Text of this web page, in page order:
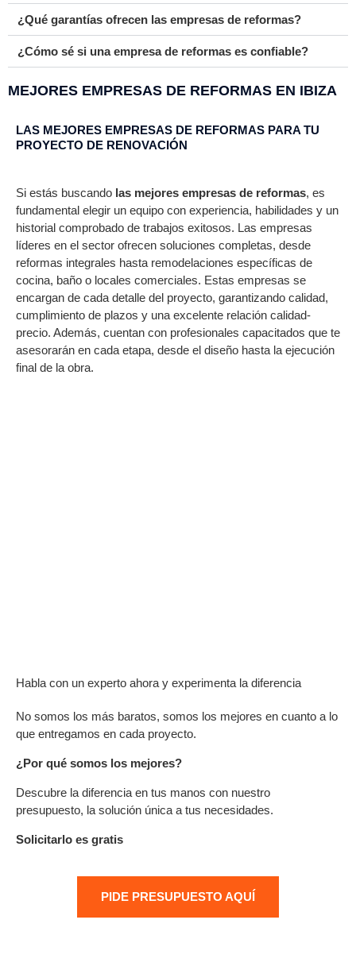
¿Qué garantías ofrecen las empresas de reformas?
¿Cómo sé si una empresa de reformas es confiable?
MEJORES EMPRESAS DE REFORMAS EN IBIZA
LAS MEJORES EMPRESAS DE REFORMAS PARA TU
PROYECTO DE RENOVACIÓN
Si estás buscando las mejores empresas de reformas, es
fundamental elegir un equipo con experiencia, habilidades y un
historial comprobado de trabajos exitosos. Las empresas
líderes en el sector ofrecen soluciones completas, desde
reformas integrales hasta remodelaciones específicas de
cocina, baño o locales comerciales. Estas empresas se
encargan de cada detalle del proyecto, garantizando calidad,
cumplimiento de plazos y una excelente relación calidad-
precio. Además, cuentan con profesionales capacitados que te
asesorarán en cada etapa, desde el diseño hasta la ejecución
final de la obra.
Habla con un experto ahora y experimenta la diferencia
No somos los más baratos, somos los mejores en cuanto a lo
que entregamos en cada proyecto.
¿Por qué somos los mejores?
Descubre la diferencia en tus manos con nuestro
presupuesto, la solución única a tus necesidades.
Solicitarlo es gratis
PIDE PRESUPUESTO AQUÍ